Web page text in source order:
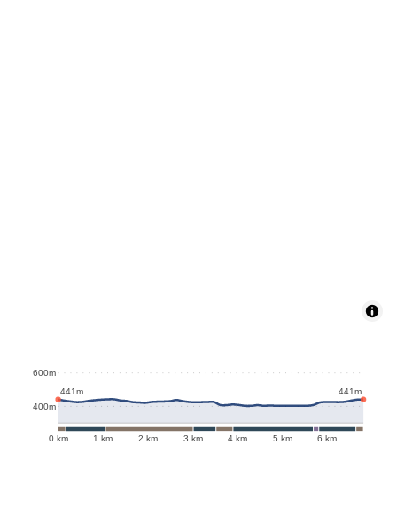
0 km 1 km 2 km 3 km 4 km 5 km 6 km
400m
600m
441m
441m